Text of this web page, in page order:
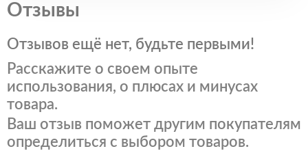
Отзывы
Отзывов ещё нет, будьте первыми!
Расскажите о своем опыте
использования, о плюсах и минусах
товара.
Ваш отзыв поможет другим покупателям
определиться с выбором товаров.